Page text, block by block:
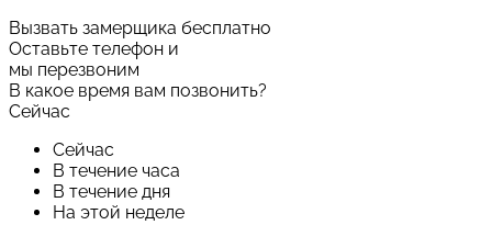
Вызвать замерщика бесплатно
Оставьте телефон и
мы перезвоним
В какое время вам позвонить?
Сейчас
Сейчас
В течение часа
В течение дня
На этой неделе